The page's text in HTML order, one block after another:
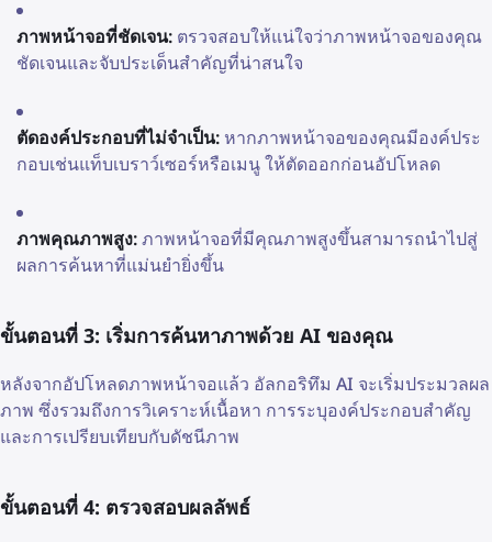
ภาพหน้าจอที่ชัดเจน: ตรวจสอบให้แน่ใจว่าภาพหน้าจอของคุณ
ชัดเจนและจับประเด็นสำคัญที่น่าสนใจ
ตัดองค์ประกอบที่ไม่จำเป็น: หากภาพหน้าจอของคุณมีองค์ประ
กอบเช่นแท็บเบราว์เซอร์หรือเมนู ให้ตัดออกก่อนอัปโหลด
ภาพคุณภาพสูง:ภาพหน้าจอที่มีคุณภาพสูงขึ้นสามารถนำไปสู่
ผลการค้นหาที่แม่นยำยิ่งขึ้น
ขั้นตอนที่ 3: เริ่มการค้นหาภาพด้วย AI ของคุณ
หลังจากอัปโหลดภาพหน้าจอแล้ว อัลกอริทึม AI จะเริ่มประมวลผล
ภาพ ซึ่งรวมถึงการวิเคราะห์เนื้อหา การระบุองค์ประกอบสำคัญ
และการเปรียบเทียบกับดัชนีภาพ
ขั้นตอนที่ 4: ตรวจสอบผลลัพธ์